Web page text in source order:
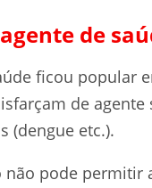
de
ficou popular
de
(dengue etc.).
pode permitir